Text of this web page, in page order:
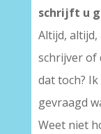
schrijft u
Altijd,
schrijver of
dat toch?
gevraagd
Weet niet